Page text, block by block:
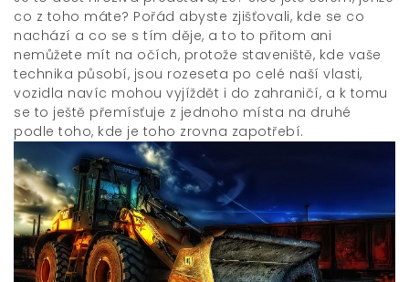
co z toho máte? Pořád abyste zjišťovali, kde se co
nachází a co se s tím děje, a to to přitom ani
nemůžete mít na očích, protože staveniště, kde vaše
technika působí, jsou rozeseta po celé naší vlasti,
vozidla navíc mohou vyjíždět i do zahraničí, a k tomu
se to ještě přemísťuje z jednoho místa na druhé
podle toho, kde je toho zrovna zapotřebí.